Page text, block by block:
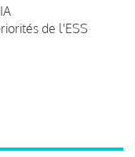
de l'ESS